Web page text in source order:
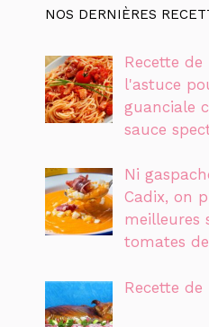
NOS DERNIÈRES
Recette
l'astuce
guanciale
sauce
Ni
Cadix, on
meilleures
tomates
Recette